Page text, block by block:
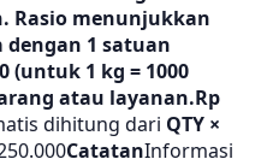
Rasio menunjukkan
1 satuan
(untuk 1 kg = 1000
atau layanan.Rp
dihitung dari QTY ×
CatatanInformasi